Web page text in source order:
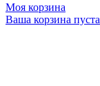
Моя корзина
Ваша корзина пуста